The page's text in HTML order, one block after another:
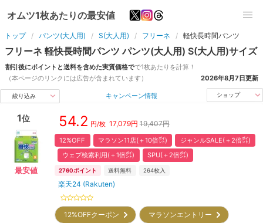
オムツ1枚あたりの最安値
トップ パンツ(大人用) S(大人用) フリーネ 軽快長時間パンツ
フリーネ 軽快長時間パンツ パンツ(大人用) S(大人用)サイズ
割引後にポイントと送料を含めた実質価格でで1枚あたりを計算！
（本ページのリンクには広告が含まれています）
2026年8月7日更新
絞り込み キャンペーン情報 ショップ
1位
最安値
54.2 円/枚 17,079円 19,407円
12%OFF マラソン11店(＋10倍㌽)
ジャンルSALE(＋2倍㌽)
ウェブ検索利用(＋1倍㌽)
SPU(＋2倍㌽)
2760ポイント 送料無料 264枚入
楽天24 (Rakuten)
12%OFFクーポン
マラソンエントリー